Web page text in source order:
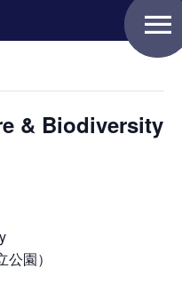
menu
& Biodiversity
園）